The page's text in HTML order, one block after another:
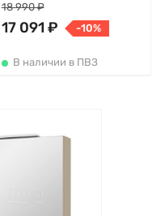
17 091 ₽
18 990 ₽
-10%
В наличии в ПВЗ